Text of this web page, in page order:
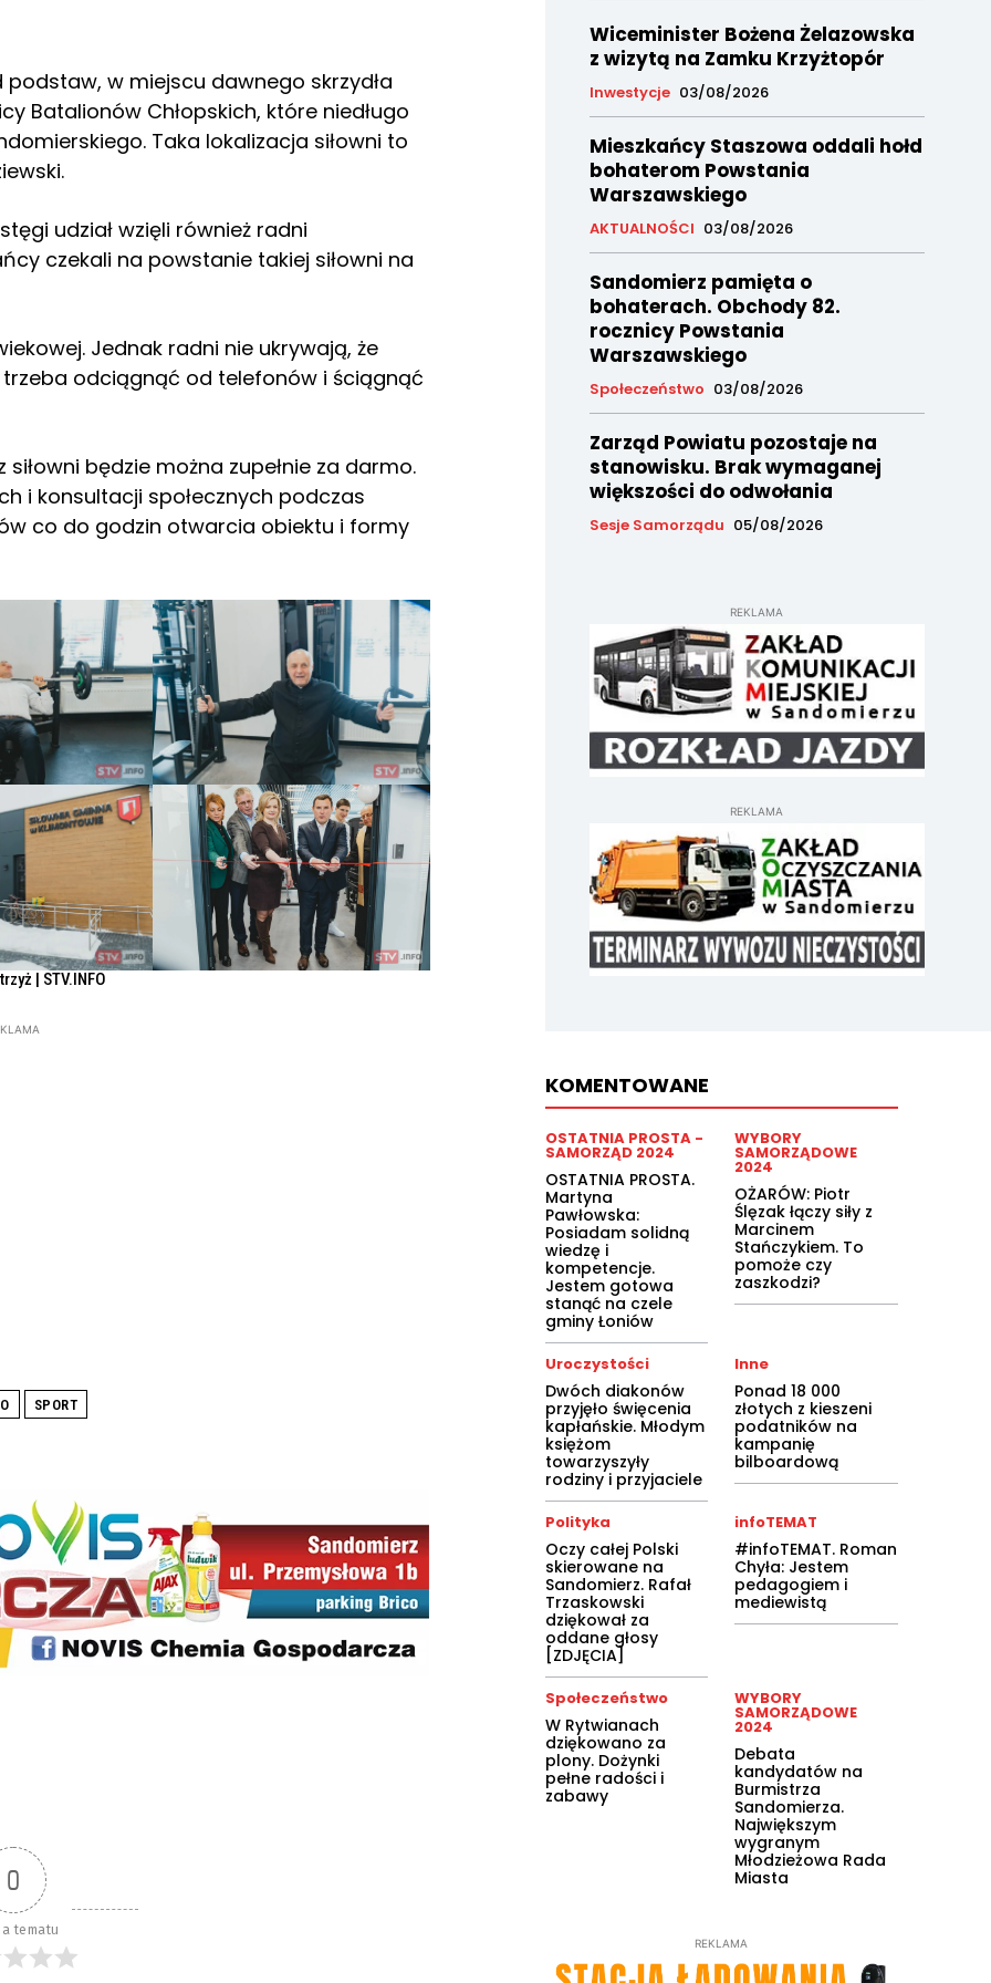
w miejscu dawnego skrzydła
Batalionów Chłopskich, które niedługo
Taka lokalizacja siłowni to
udział wzięli również radni
czekali na powstanie takiej siłowni na
Jednak radni nie ukrywają, że
trzeba odciągnąć od telefonów i ściągnąć
będzie można zupełnie za darmo.
i konsultacji społecznych podczas
co do godzin otwarcia obiektu i formy
| STV.INFO
SPORT
0
tematu
Wiceminister Bożena Żelazowska
z wizytą na Zamku Krzyżtopór
Inwestycje 03/08/2026
Mieszkańcy Staszowa oddali hołd
bohaterom Powstania
Warszawskiego
AKTUALNOŚCI 03/08/2026
Sandomierz pamięta o
bohaterach. Obchody 82.
rocznicy Powstania
Warszawskiego
Społeczeństwo 03/08/2026
Zarząd Powiatu pozostaje na
stanowisku. Brak wymaganej
większości do odwołania
Sesje Samorządu 05/08/2026
REKLAMA
REKLAMA
KOMENTOWANE
OSTATNIA PROSTA -
SAMORZĄD 2024
OSTATNIA PROSTA.
Martyna
Pawłowska:
Posiadam solidną
wiedzę i
kompetencje.
Jestem gotowa
stanąć na czele
gminy Łoniów
WYBORY
SAMORZĄDOWE
2024
OŻARÓW: Piotr
Ślęzak łączy siły z
Marcinem
Stańczykiem. To
pomoże czy
zaszkodzi?
Uroczystości
Dwóch diakonów
przyjęło święcenia
kapłańskie. Młodym
księżom
towarzyszyły
rodziny i przyjaciele
Inne
Ponad 18 000
złotych z kieszeni
podatników na
kampanię
bilboardową
Polityka
Oczy całej Polski
skierowane na
Sandomierz. Rafał
Trzaskowski
dziękował za
oddane głosy
[ZDJĘCIA]
infoTEMAT
#infoTEMAT. Roman
Chyła: Jestem
pedagogiem i
mediewistą
Społeczeństwo
W Rytwianach
dziękowano za
plony. Dożynki
pełne radości i
zabawy
WYBORY
SAMORZĄDOWE
2024
Debata
kandydatów na
Burmistrza
Sandomierza.
Największym
wygranym
Młodzieżowa Rada
Miasta
REKLAMA